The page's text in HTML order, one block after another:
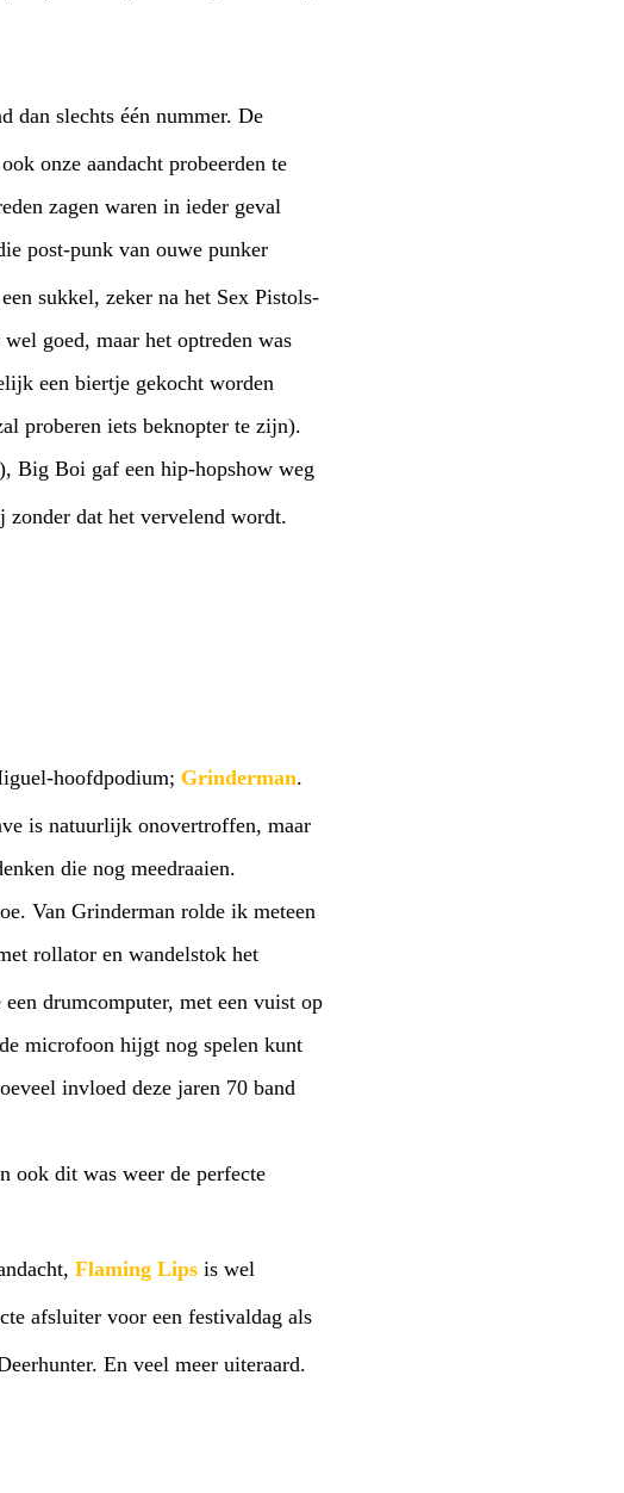
dan slechts één nummer. De
onze aandacht probeerden te
zagen waren in ieder geval
post-punk van ouwe punker
sukkel, zeker na het Sex Pistols-
goed, maar het optreden was
een biertje gekocht worden
proberen iets beknopter te zijn).
Big Boi gaf een hip-hopshow weg
zonder dat het vervelend wordt.
hoofdpodium; Grinderman.
is natuurlijk onovertroffen, maar
die nog meedraaien.
Van Grinderman rolde ik meteen
rollator en wandelstok het
drumcomputer, met een vuist op
microfoon hijgt nog spelen kunt
invloed deze jaren 70 band
ook dit was weer de perfecte
Flaming Lips is wel
afsluiter voor een festivaldag als
En veel meer uiteraard.